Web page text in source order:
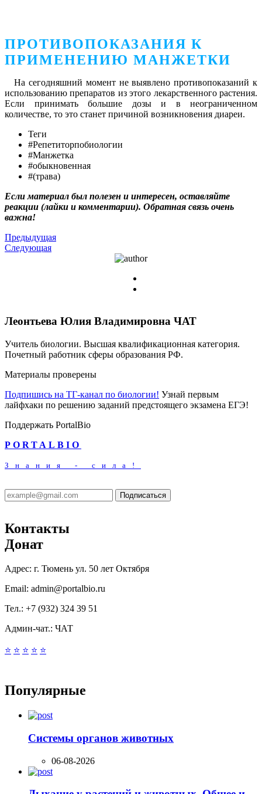
ПРОТИВОПОКАЗАНИЯ К
ПРИМЕНЕНИЮ МАНЖЕТКИ
На сегодняшний момент не выявлено противопоказаний к
использованию препаратов из этого лекарственного растения.
Если принимать большие дозы и в неограниченном
количестве, то это станет причиной возникновения диареи.
Теги
#Репетиторпобиологии
#Манжетка
#обыкновенная
#(трава)
Если материал был полезен и интересен, оставляйте
реакции (лайки и комментарии). Обратная связь очень
важна!
Предыдущая
Следующая
Леонтьева Юлия Владимировна ЧАТ
Учитель биологии. Высшая квалификационная категория.
Почетный работник сферы образования РФ.
Материалы проверены
Подпишись на ТГ-канал по биологии! Узнай первым
лайфхаки по решению заданий предстоящего экзамена ЕГЭ!
Поддержать PortalBio
PORTALBIO
Знания - сила!
Подписаться
Контакты
Донат
Адрес: г. Тюмень ул. 50 лет Октября
Email: admin@portalbio.ru
Тел.: +7 (932) 324 39 51
Админ-чат.: ЧАТ
⭐ ⭐ ⭐ ⭐ ⭐
Популярные
Системы органов животных
06-08-2026